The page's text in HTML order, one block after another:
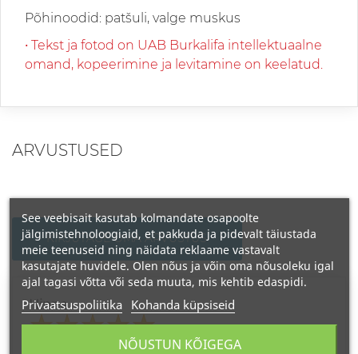
Põhinoodid: patšuli, valge muskus
• Tekst ja fotod on UAB Burkalifa intellektuaalne
omand, kopeerimine ja levitamine on keelatud.
ARVUSTUSED
KIRJUTAGE OMA ARVUSTUS
Hinne
See veebisait kasutab kolmandate osapoolte
jälgimistehnoloogiaid, et pakkuda ja pidevalt täiustada
meie teenuseid ning näidata reklaame vastavalt
kasutajate huvidele. Olen nõus ja võin oma nõusoleku igal
ajal tagasi võtta või seda muuta, mis kehtib edaspidi.
Privaatsuspoliitika Kohanda küpsiseid
NÕUSTUN KÕIGEGA